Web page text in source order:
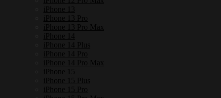
iPhone 13
iPhone 13 Pro
iPhone 13 Pro Max
iPhone 14
iPhone 14 Plus
iPhone 14 Pro
iPhone 14 Pro Max
iPhone 15
iPhone 15 Plus
iPhone 15 Pro